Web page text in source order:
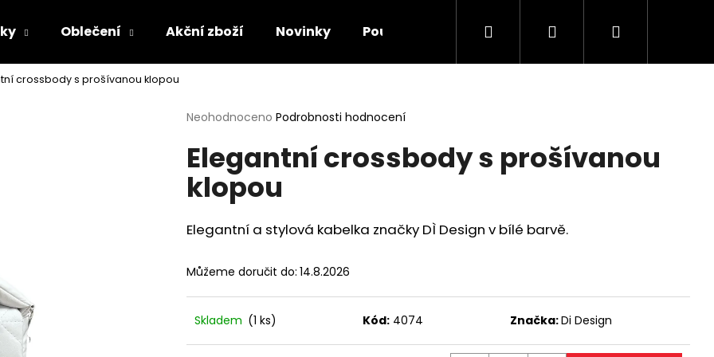
Oblečení Akční zboží Novinky Poukazy Doplňky O nás Kontakt
Hledat PřihlášeníNákupní
crossbody s prošívanou klopou
Průměrné
produktu
je
0,0
hvězdiček.
Neohodnoceno Podrobnosti hodnocení
Elegantní crossbody s prošívanou
klopou
Elegantní a stylová kabelka značky DÌ Design v bílé barvě.
Můžeme doručit do: 14.8.2026
Skladem (1 ks) Kód: 4074 Značka:Di Design
Co potřebujete najít?
HLEDAT
Následující